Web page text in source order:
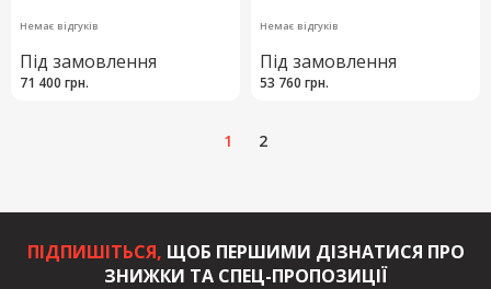
Немає відгуків
Під замовлення
71 400 грн.
Немає відгуків
Під замовлення
53 760 грн.
1 2
ПІДПИШІТЬСЯ, ЩОБ ПЕРШИМИ ДІЗНАТИСЯ ПРО
ЗНИЖКИ ТА СПЕЦ-ПРОПОЗИЦІЇ